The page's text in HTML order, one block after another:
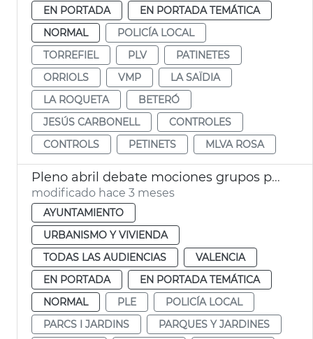
EN PORTADA
EN PORTADA TEMÁTICA
NORMAL
POLICÍA LOCAL
TORREFIEL
PLV
PATINETES
ORRIOLS
VMP
LA SAÏDIA
LA ROQUETA
BETERÓ
JESÚS CARBONELL
CONTROLES
CONTROLS
PETINETS MLVA ROSA
Pleno abril debate mociones grupos políticos
modificado hace 3 meses
AYUNTAMIENTO
URBANISMO Y VIVIENDA
TODAS LAS AUDIENCIAS
VALENCIA
EN PORTADA
EN PORTADA TEMÁTICA
NORMAL
PLE
POLICÍA LOCAL
PARCS I JARDINS
PARQUES Y JARDINES